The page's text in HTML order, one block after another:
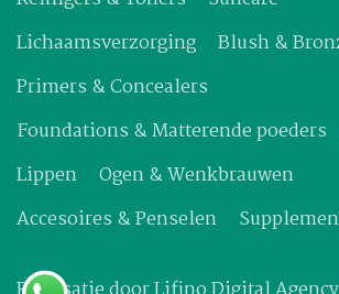
Lichaamsverzorging
Blush &
Primers & Concealers
Foundations & Matterende poeders
Lippen
Ogen & Wenkbrauwen
Accesoires & Penselen